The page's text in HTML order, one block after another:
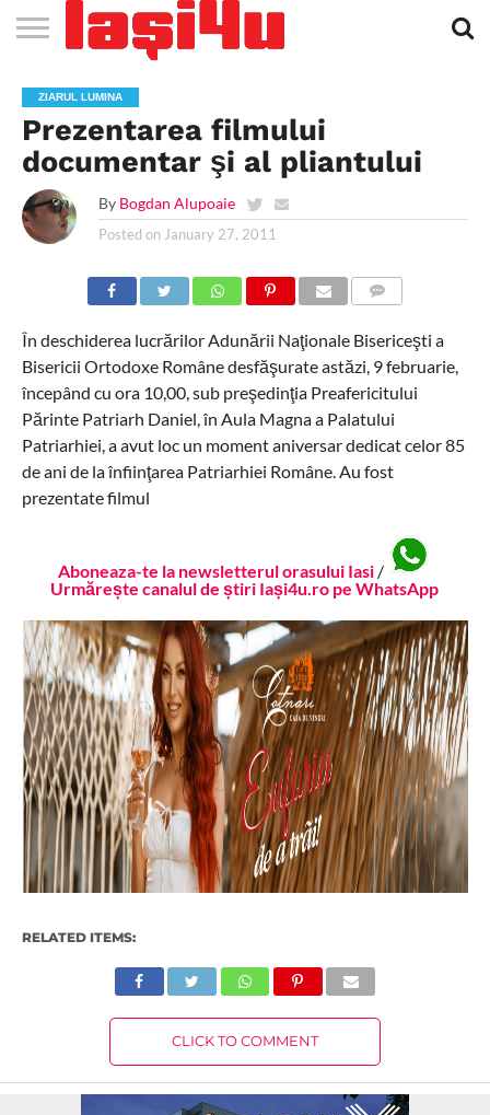
STIRI
APARTAMENTE
NOI IASI
STIRI
IASI
JOBS
IN
IASI
FILME
LA
CINEMA
CLUBURI /
DISCOTECI
BARURI /
CAFENELE
SALI DE
FORTA
SI
FITNESS
SALOANE DE
INFRUMUSETARE
AGENTII
DE
TURISM
IASI
RESTAURANTE
IN IASI
PIZZA
IN
IASI
PISCINA
IN IASI
FLORARII
RADIO
LIVE
IN IASI
SPALATORII
AUTO
TRACTARI
AUTO
TAXI
IN
IASI
CINEMA
TEATRU
HOTELURI
/
PENSIUNI
TEREN
SPORTIV
TEREN
TENIS
IASI
FARMACII
NON
STOP
COFFEE-
TO-GO
FIRME DE
PUBLICITATE
RENT
A
CAR
ZIARUL LUMINA
Prezentarea filmului
documentar şi al pliantului
By Bogdan Alupoaie
Posted on January 27, 2011
În deschiderea lucrărilor Adunării Naţionale Bisericeşti a
Bisericii Ortodoxe Române desfăşurate astăzi, 9 februarie,
începând cu ora 10,00, sub preşedinţia Preafericitului
Părinte Patriarh Daniel, în Aula Magna a Palatului
Patriarhiei, a avut loc un moment aniversar dedicat celor 85
de ani de la înfiinţarea Patriarhiei Române. Au fost
prezentate filmul
Aboneaza-te la newsletterul orasului Iasi /
Urmărește canalul de știri Iași4u.ro pe WhatsApp
RELATED ITEMS:
CLICK TO COMMENT